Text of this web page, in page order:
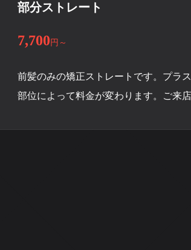
部分ストレート
7,700 円 ～
前髪のみの矯正ストレートです。プラ
部位によって料金が変わります。ご